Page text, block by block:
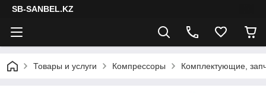
SB-SANBEL.KZ
Товары и услуги Компрессоры Комплектующие,